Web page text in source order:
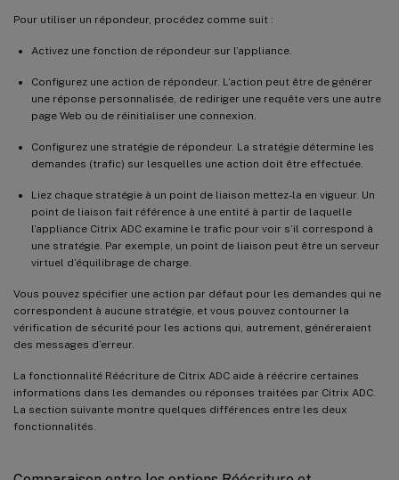
Pour utiliser un répondeur, procédez comme suit :
Activez une fonction de répondeur sur l’appliance.
Configurez une action de répondeur. L’action peut être de générer
une réponse personnalisée, de rediriger une requête vers une autre
page Web ou de réinitialiser une connexion.
Configurez une stratégie de répondeur. La stratégie détermine les
demandes (trafic) sur lesquelles une action doit être effectuée.
Liez chaque stratégie à un point de liaison mettez-la en vigueur. Un
point de liaison fait référence à une entité à partir de laquelle
l’appliance Citrix ADC examine le trafic pour voir s’il correspond à
une stratégie. Par exemple, un point de liaison peut être un serveur
virtuel d’équilibrage de charge.
Vous pouvez spécifier une action par défaut pour les demandes qui ne
correspondent à aucune stratégie, et vous pouvez contourner la
vérification de sécurité pour les actions qui, autrement, généreraient
des messages d’erreur.
La fonctionnalité Réécriture de Citrix ADC aide à réécrire certaines
informations dans les demandes ou réponses traitées par Citrix ADC.
La section suivante montre quelques différences entre les deux
fonctionnalités.